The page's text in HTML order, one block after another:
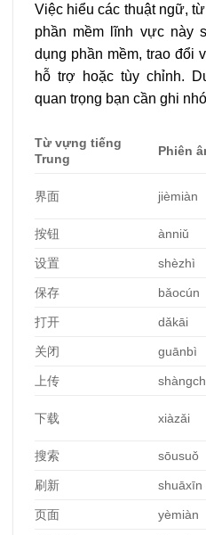
Việc hiểu các thuật ngữ,
phần mềm lĩnh vực này
dụng phần mềm, trao đổi
hỗ trợ hoặc tùy chỉnh.
quan trọng bạn cần ghi
Từ vựng tiếng
Trung
Phiên
界面 jièmiàn
按钮 ànniǔ
设置 shèzhì
保存 bǎocún
打开 dǎkāi
关闭 guānbì
上传
下载 xiàzǎi
搜索 sōusuǒ
刷新 shuāxīn
页面 yèmiàn